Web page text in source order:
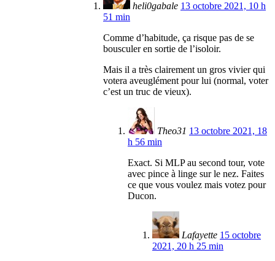
heli0gabale 13 octobre 2021, 10 h
51 min
Comme d’habitude, ça risque pas de se
bousculer en sortie de l’isoloir.
Mais il a très clairement un gros vivier qui
votera aveuglément pour lui (normal, voter
c’est un truc de vieux).
Theo31 13 octobre 2021, 18
h 56 min
Exact. Si MLP au second tour, vote
avec pince à linge sur le nez. Faites
ce que vous voulez mais votez pour
Ducon.
Lafayette 15 octobre
2021, 20 h 25 min